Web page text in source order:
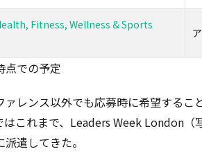
Fitness, Wellness & Sports
での予定
ァレンス以外でも応募時に希望する
はこれまで、Leaders Week London
遣してきた。